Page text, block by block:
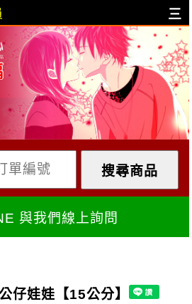
三
購物車內容:
車是空的!
與我們線上詢問